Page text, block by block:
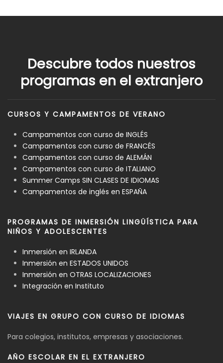
Descubre todos nuestros
programas en el extranjero
CURSOS Y CAMPAMENTOS DE VERANO
Campamentos con curso de INGLÉS
Campamentos con curso de FRANCÉS
Campamentos con curso de ALEMÁN
Campamentos con curso de ITALIANO
Summer Camps SIN CLASES DE IDIOMAS
Campamentos de inglés en ESPAÑA
PROGRAMAS DE INMERSIÓN LINGÜÍSTICA PARA
NIÑOS Y ADOLESCENTES
Inmersión en IRLANDA
Inmersión en ESTADOS UNIDOS
Inmersión en OTRAS LOCALIZACIONES
Integración en Instituto
VIAJES EN GRUPO CON CURSO DE IDIOMAS
Para colegios, institutos, empresas y asociaciones.
AÑO ESCOLAR EN EL EXTRANJERO